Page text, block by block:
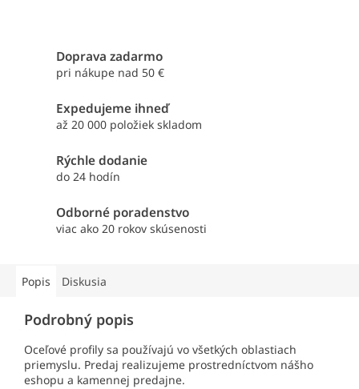
Doprava zadarmo
pri nákupe nad 50 €
Expedujeme ihneď
až 20 000 položiek skladom
Rýchle dodanie
do 24 hodín
Odborné poradenstvo
viac ako 20 rokov skúsenosti
Popis Diskusia
Podrobný popis
Oceľové profily sa používajú vo všetkých oblastiach
priemyslu. Predaj realizujeme prostredníctvom nášho
eshopu a kamennej predajne.